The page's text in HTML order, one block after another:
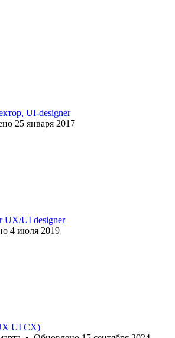
UI-designer
25 января 2017
UX/UI designer
4 июля 2019
UI CX)